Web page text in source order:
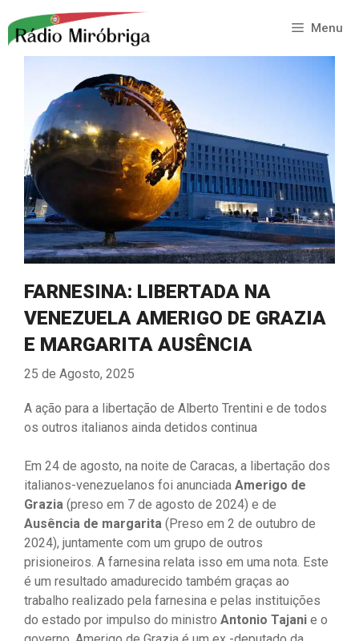
para
Menu
FARNESINA: LIBERTADA NA
VENEZUELA AMERIGO DE GRAZIA
E MARGARITA AUSÊNCIA
25 de Agosto, 2025
A ação para a libertação de Alberto Trentini e de todos
os outros italianos ainda detidos continua
Em 24 de agosto, na noite de Caracas, a libertação dos
italianos-venezuelanos foi anunciada Amerigo de
Grazia (preso em 7 de agosto de 2024) e de
Ausência de margarita (Preso em 2 de outubro de
2024), juntamente com um grupo de outros
prisioneiros. A farnesina relata isso em uma nota. Este
é um resultado amadurecido também graças ao
trabalho realizado pela farnesina e pelas instituições
do estado por impulso do ministro Antonio Tajani e o